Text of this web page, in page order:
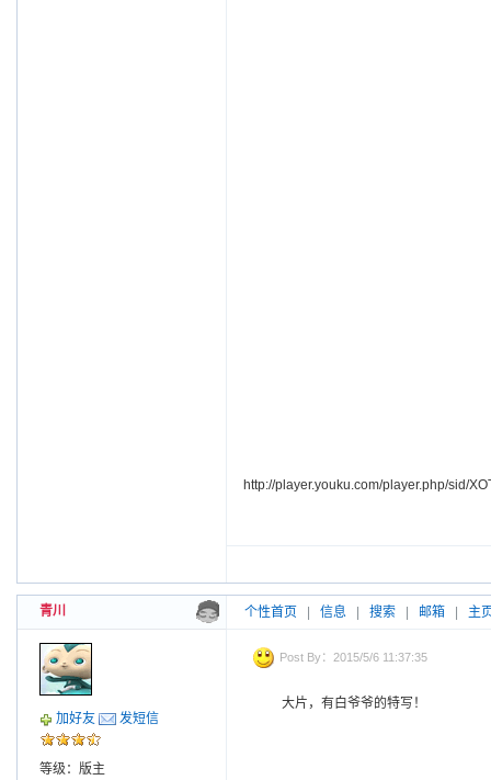
http://player.youku.com/player.php/sid/
青川 个性首页 信息 搜索 邮箱 主
加好友 发短信
等级：版主
Post By：2015/5/6 11:37:35
大片，有白爷爷的特写！